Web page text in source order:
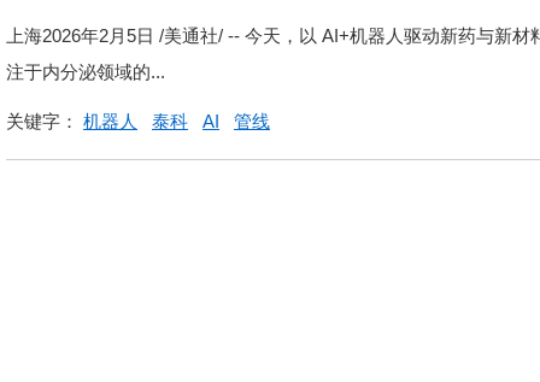
亿级蓝海市场
上海2026年2月5日 /美通社/ -- 今天，以 AI+机器人驱动新药与新
注于内分泌领域的...
关键字： 机器人 泰科 AI 管线